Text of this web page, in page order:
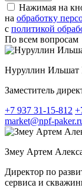
Нажимая на
на обработку
c политикой
По всем вопросам
Нуруллин Ильшат
Заместитель
+7 937 31-15-812
market@npf-
Змеу Артем
Директор по
сервиса и